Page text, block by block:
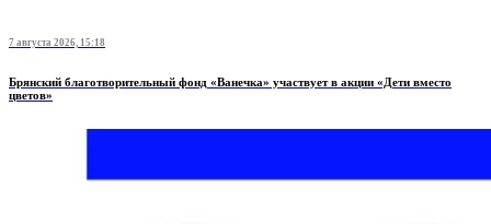
7 августа 2026, 15:18
Брянский благотворительный фонд «Ванечка» участвует в акции «Дети вместо
цветов»